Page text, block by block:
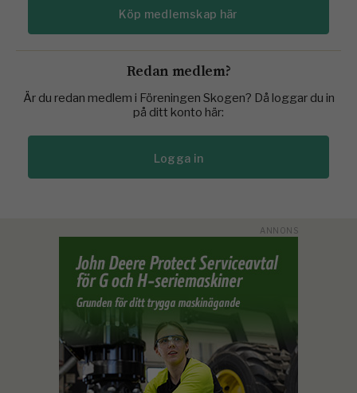
Köp medlemskap här
Redan medlem?
Är du redan medlem i Föreningen Skogen? Då loggar du in
på ditt konto här:
Logga in